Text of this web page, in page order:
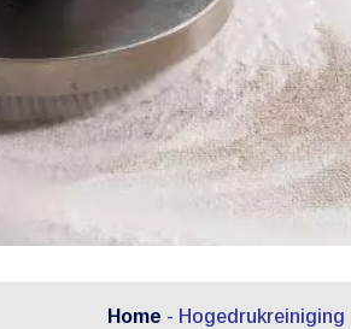
Home - Hogedrukreiniging